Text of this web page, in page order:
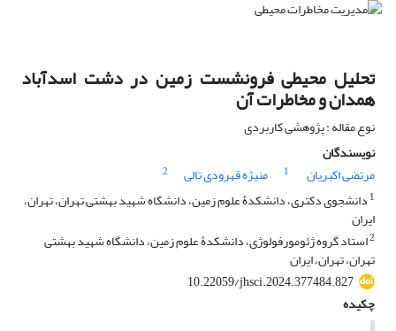
تحلیل محیطی فرونشست زمین در دشت اسدآباد
همدان و مخاطرات آن
نوع مقاله : پژوهشی کاربردی
نویسندگان
مرتضی اکبریان
1 منیژه قهرودی تالی
2
1 دانشجوی دکتری، دانشکدۀ علوم زمین، دانشگاه شهید بهشتی تهران، تهران،
ایران
2استاد گروه ژئومورفولوژی، دانشکدۀ علوم زمین، دانشگاه شهید بهشتی
تهران، تهران، ایران
10.22059/jhsci.2024.377484.827
چکیده